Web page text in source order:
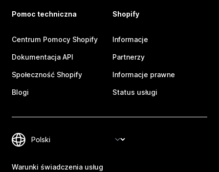
Pomoc techniczna
Centrum Pomocy Shopify
Dokumentacja API
Społeczność Shopify
Blogi
Shopify
Informacje
Partnerzy
Informacje prawne
Status usługi
Warunki świadczenia usług